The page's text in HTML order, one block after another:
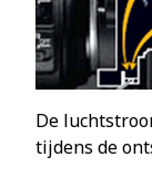
De
tijdens de